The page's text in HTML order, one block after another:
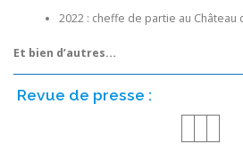
2022 : cheffe de partie au
Et bien d’autres…
Revue de presse :